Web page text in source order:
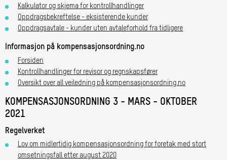
Kalkulator og skjema for kontrollhandlinger
Oppdragsbekreftelse - eksisterende kunder
Oppdragsavtale - kunder uten avtaleforhold fra tidligere
Informasjon på kompensasjonsordning.no
Forsiden
Kontrollhandlinger for revisor og regnskapsfører
Oversikt over all veiledning på kompensasjonsordning.no
KOMPENSASJONSORDNING 3 - MARS - OKTOBER
2021
Regelverket
Lov om midlertidig kompensasjonsordning for foretak med stort
omsetningsfall etter august 2020